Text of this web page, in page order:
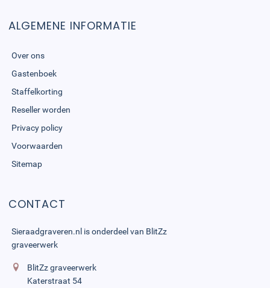
ALGEMENE INFORMATIE
Over ons
Gastenboek
Staffelkorting
Reseller worden
Privacy policy
Voorwaarden
Sitemap
CONTACT
Sieraadgraveren.nl is onderdeel van BlitZz
graveerwerk
BlitZz graveerwerk
Katerstraat 54